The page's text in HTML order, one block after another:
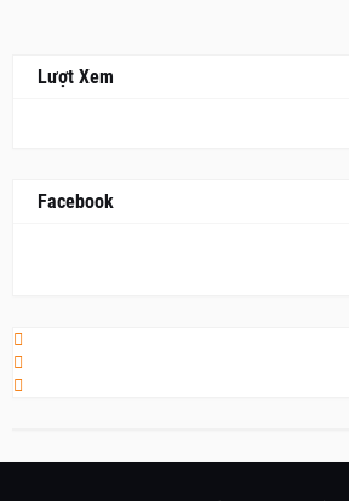
Lượt Xem
Facebook